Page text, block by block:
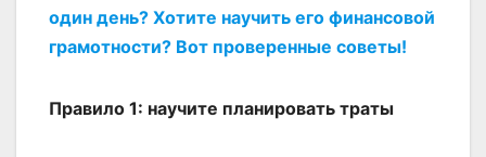
один день? Хотите научить его финансовой
грамотности? Вот проверенные советы!
Правило 1: научите планировать траты